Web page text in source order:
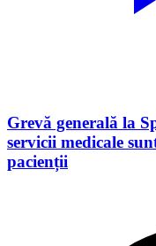
Grevă generală la
servicii medicale
pacienții